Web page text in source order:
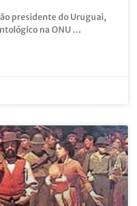
presidente do Uruguai,
na ONU …